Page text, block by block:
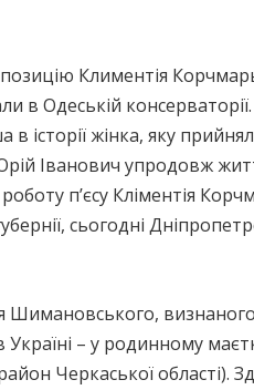
Климентія
в Одеській
історії жінка, яку
Іванович упродовж
п’єсу Кліментія
сьогодні
Шимановського, визнаного
– у родинному
Черкаської області).